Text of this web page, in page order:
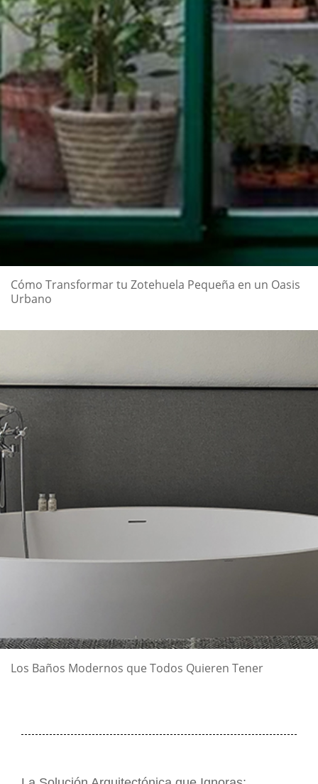
Cómo Transformar tu Zotehuela Pequeña en un Oasis
Urbano
Los Baños Modernos que Todos Quieren Tener